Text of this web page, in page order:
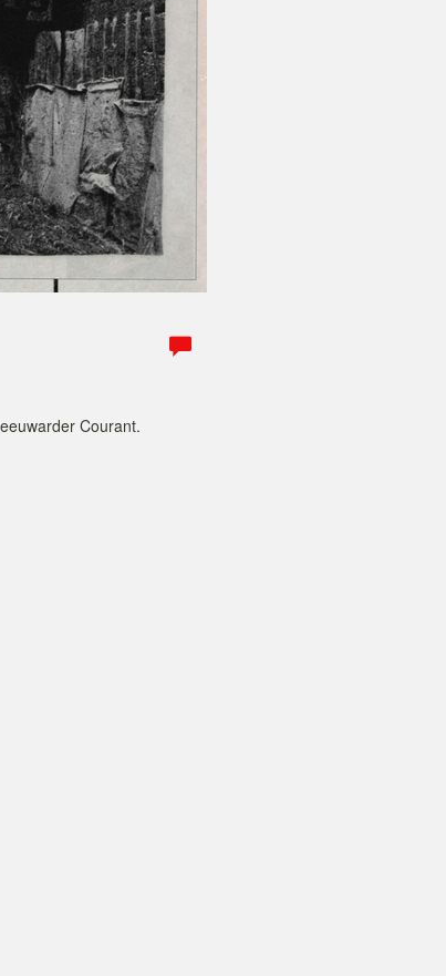
Courant.